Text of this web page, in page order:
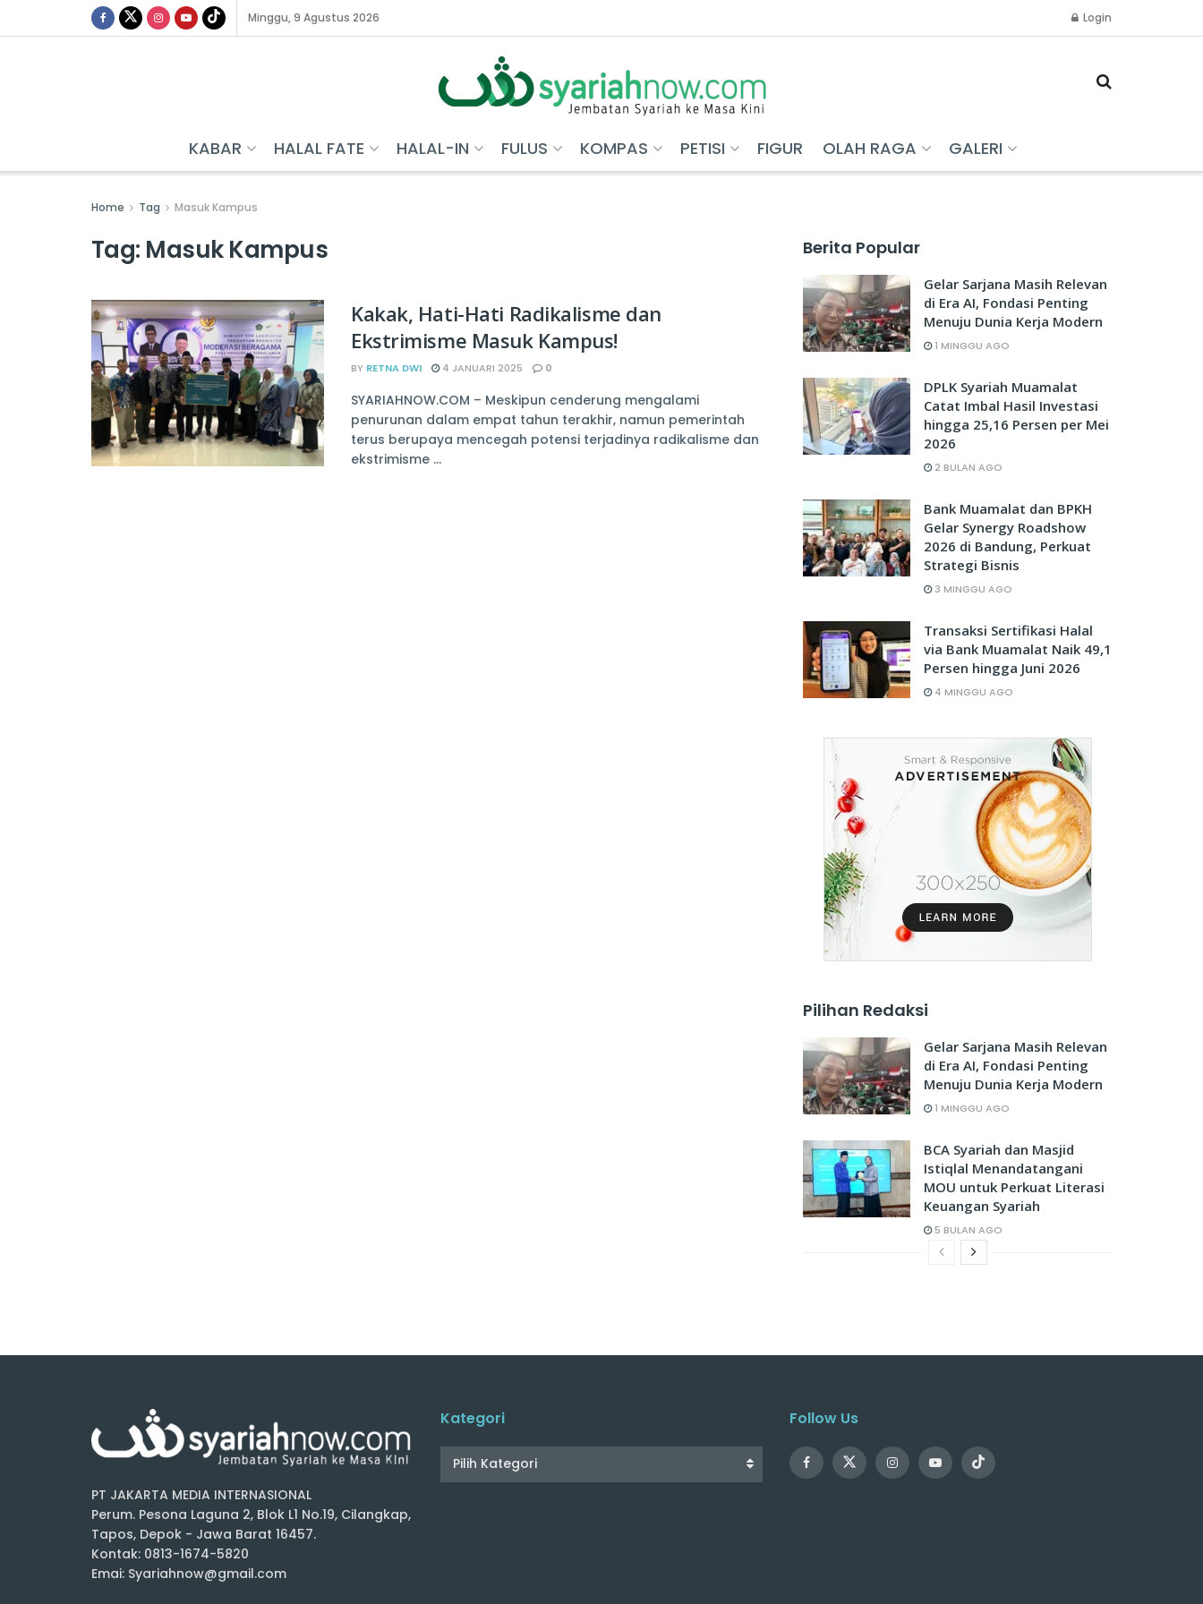
Minggu, 9 Agustus 2026 Login
KABAR HALAL FATE HALAL-IN FULUS KOMPAS PETISI FIGUR OLAH RAGA GALERI
Home Tag Masuk Kampus
Tag: Masuk Kampus
Kakak, Hati-Hati Radikalisme dan
Ekstrimisme Masuk Kampus!
BY RETNA DWI 4 JANUARI 2025 0
SYARIAHNOW.COM – Meskipun cenderung mengalami
penurunan dalam empat tahun terakhir, namun pemerintah
terus berupaya mencegah potensi terjadinya radikalisme dan
ekstrimisme ...
Berita Popular
Gelar Sarjana Masih Relevan
di Era AI, Fondasi Penting
Menuju Dunia Kerja Modern
1 MINGGU AGO
DPLK Syariah Muamalat
Catat Imbal Hasil Investasi
hingga 25,16 Persen per Mei
2026
2 BULAN AGO
Bank Muamalat dan BPKH
Gelar Synergy Roadshow
2026 di Bandung, Perkuat
Strategi Bisnis
3 MINGGU AGO
Transaksi Sertifikasi Halal
via Bank Muamalat Naik 49,1
Persen hingga Juni 2026
4 MINGGU AGO
Pilihan Redaksi
Gelar Sarjana Masih Relevan
di Era AI, Fondasi Penting
Menuju Dunia Kerja Modern
1 MINGGU AGO
BCA Syariah dan Masjid
Istiqlal Menandatangani
MOU untuk Perkuat Literasi
Keuangan Syariah
5 BULAN AGO
PT JAKARTA MEDIA INTERNASIONAL
Perum. Pesona Laguna 2, Blok L1 No.19, Cilangkap,
Tapos, Depok - Jawa Barat 16457.
Kontak: 0813-1674-5820
Emai: Syariahnow@gmail.com
Kategori
Pilih Kategori
Follow Us